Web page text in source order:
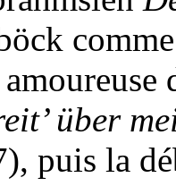
über
puis la